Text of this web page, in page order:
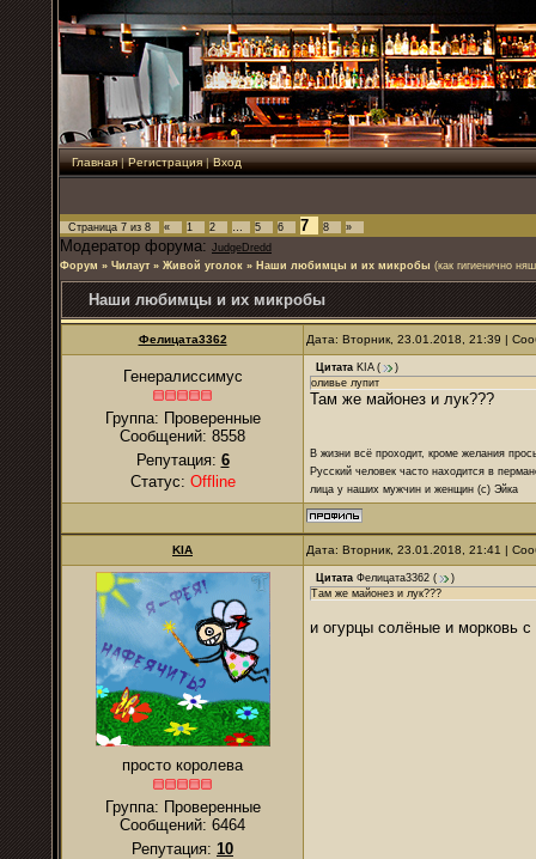
Главная|Регистрация|Вход
Страница 7 из 8 « 1 2 … 5 6 7 8 »
Модератор форума: JudgeDredd
Форум » Чилаут » Живой уголок » Наши любимцы и их микробы (как гигиенично
Наши любимцы и их микробы
Фелицата3362 Дата: Вторник, 23.01.2018, 21:39 |
Генералиссимус
Группа: Проверенные
Сообщений: 8558
Репутация: 6
Статус: Offline
Цитата KIA(
)
оливье лупит
Там же майонез и лук???
В жизни всё проходит, кроме желания
Русский человек часто находится в
лица у наших мужчин и женщин (с) Эйка
KIA Дата: Вторник, 23.01.2018, 21:41 |
просто королева
Группа: Проверенные
Сообщений: 6464
Репутация: 10
Цитата Фелицата3362 (
)
Там же майонез и лук???
и огурцы солёные и морковь с